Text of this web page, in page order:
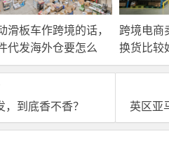
滑板车作跨境的话，
代发海外仓要怎么
跨境电商
换货比较
靠谱吗？
到底香不香？
英区亚